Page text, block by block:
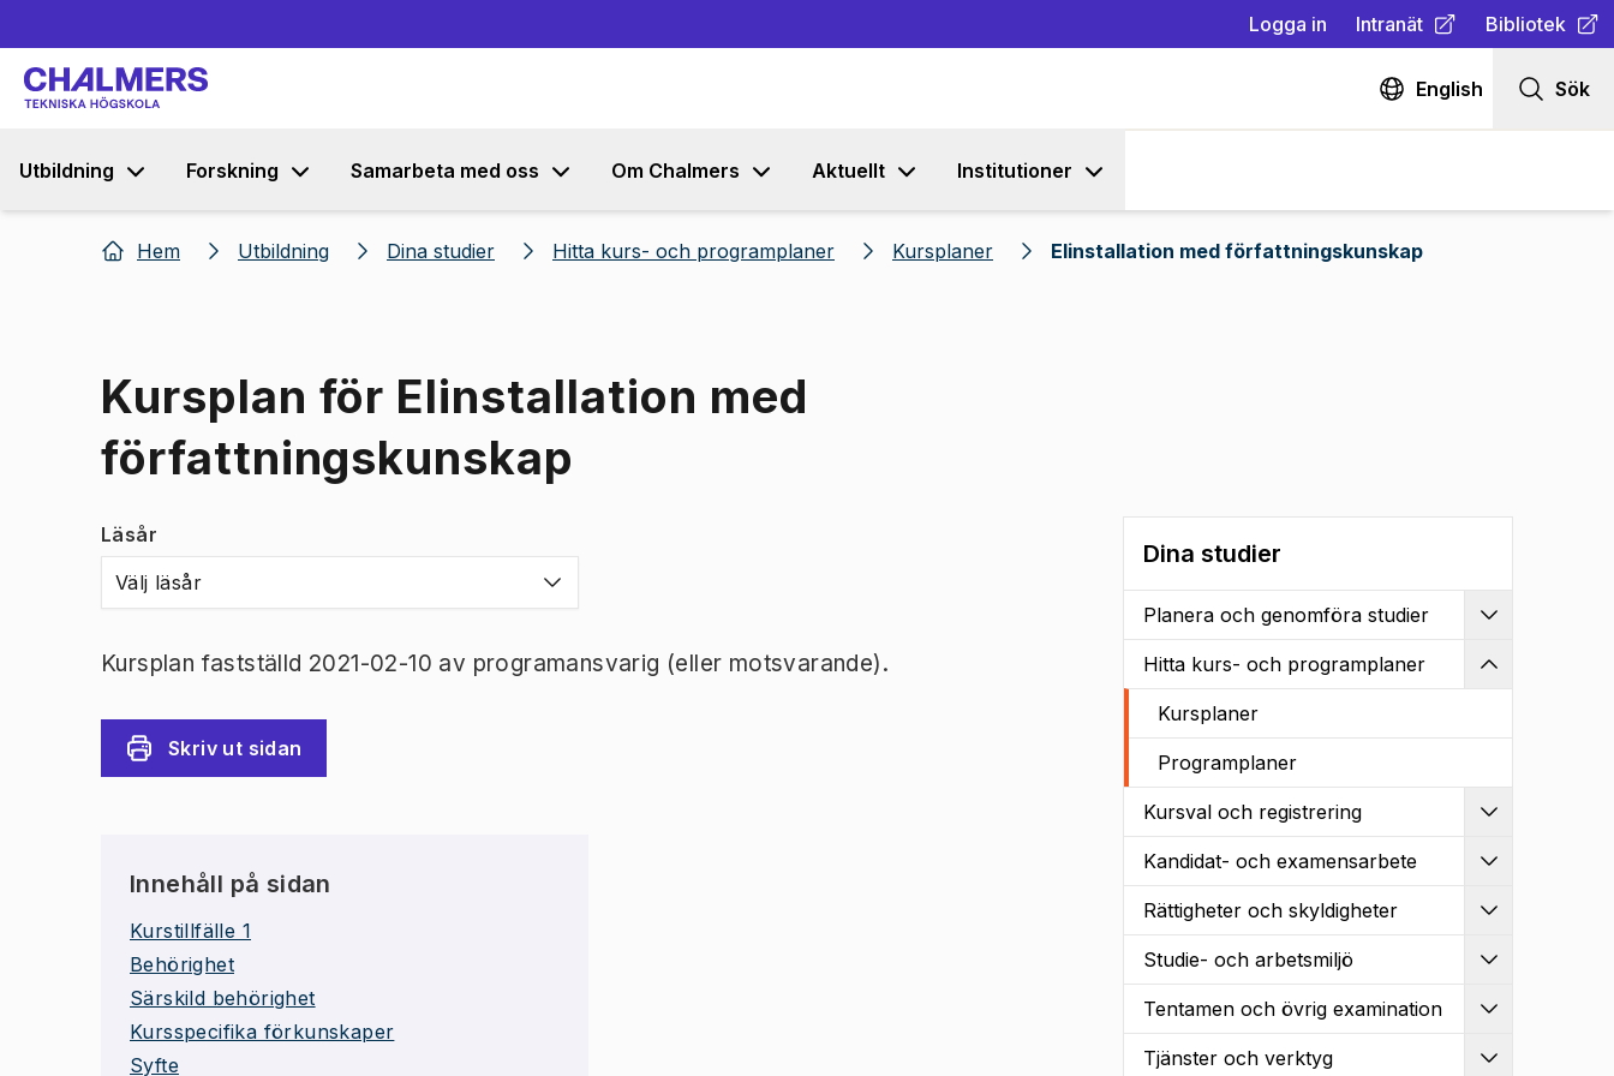
Logga in Intranät
(Öppnas i ny flik)
Bibliotek
(Öppnas i ny
English Sök
Utbildning Forskning Samarbeta med oss Om Chalmers Aktuellt Institutioner
Hem Utbildning Dina studier Hitta kurs- och programplaner Kursplaner Elinstallation med författningskunskap
Kursplan för Elinstallation med
författningskunskap
Läsår
Välj läsår
Kursplan fastställd 2021-02-10 av programansvarig (eller motsvarande).
Skriv ut sidan
Innehåll på sidan
Kurstillfälle 1
Behörighet
Särskild behörighet
Kursspecifika förkunskaper
Syfte
Dina studier
Planera och genomföra studier
Hitta kurs- och programplaner
Kursplaner
Programplaner
Kursval och registrering
Kandidat- och examensarbete
Rättigheter och skyldigheter
Studie- och arbetsmiljö
Tentamen och övrig examination
Tjänster och verktyg